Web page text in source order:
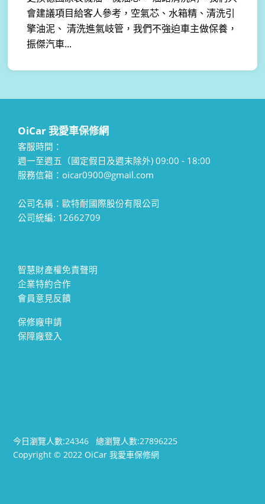
會建議項目給客人參考，空氣芯、水箱精、清洗引
擎油泥、 清洗進氣岐管，我們不強迫車主做保養，
振傑汽車...
OiCar 我愛車保修網
客服時間：
週一至週五（國定假日及週末除外) 09:00 - 18:00
服務信箱：oicar0900@gmail.com
公司名稱：歐特耐國際股份有限公司
公司統編: 12662709
智慧財產權免責聲明
企業特約合作
會員意見反饋
保修廠申請
保障廠登入
今日瀏覽人數:24346總瀏覽人數:27896225
Copyright © 2022 OiCar 我愛車保修網